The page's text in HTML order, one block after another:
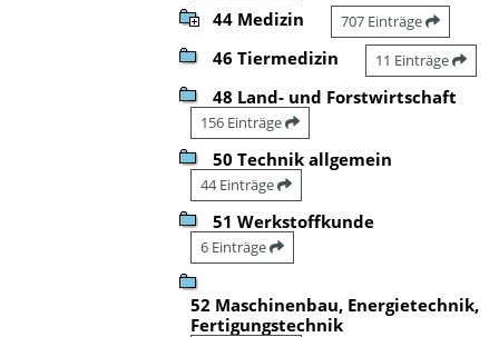
44 Medizin 707 Einträge
46 Tiermedizin 11 Einträge
48 Land- und Forstwirtschaft
156 Einträge
50 Technik allgemein
44 Einträge
51 Werkstoffkunde
6 Einträge
52 Maschinenbau, Energietechnik,
Fertigungstechnik